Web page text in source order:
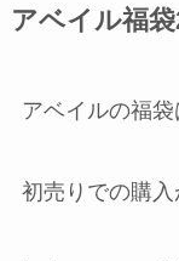
アベイル福
アベイルの福袋
初売りでの購入